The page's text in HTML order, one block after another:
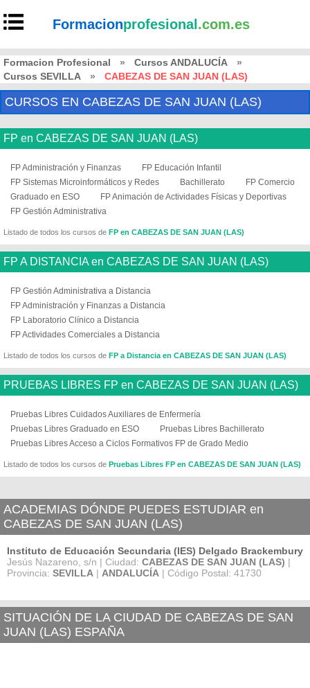
Formacionprofesional .com.es
Formacion Profesional » Cursos ANDALUCÍA
»
Cursos SEVILLA
» CABEZAS DE SAN JUAN (LAS)
CURSOS EN CABEZAS DE SAN JUAN (LAS)
FP en CABEZAS DE SAN JUAN (LAS)
FP Administración y Finanzas
FP Educación Infantil
FP Sistemas Microinformáticos y Redes
Bachillerato
FP Comercio
Graduado en ESO
FP Animación de Actividades Físicas y Deportivas
FP Gestión Administrativa
Listado de todos los cursos de FP en CABEZAS DE SAN JUAN (LAS)
FP A DISTANCIA en CABEZAS DE SAN JUAN (LAS)
FP Gestión Administrativa a Distancia
FP Administración y Finanzas a Distancia
FP Laboratorio Clínico a Distancia
FP Actividades Comerciales a Distancia
Listado de todos los cursos de FP a Distancia en CABEZAS DE SAN JUAN (LAS)
PRUEBAS LIBRES FP en CABEZAS DE SAN JUAN (LAS)
Pruebas Libres Cuidados Auxiliares de Enfermería
Pruebas Libres Graduado en ESO
Pruebas Libres Bachillerato
Pruebas Libres Acceso a Ciclos Formativos FP de Grado Medio
Listado de todos los cursos de Pruebas Libres FP en CABEZAS DE SAN JUAN (LAS)
ACADEMIAS DÓNDE PUEDES ESTUDIAR en
CABEZAS DE SAN JUAN (LAS)
Instituto de Educación Secundaria (IES) Delgado Brackembury
Jesús Nazareno, s/n | Ciudad: CABEZAS DE SAN JUAN (LAS) |
Provincia: SEVILLA | ANDALUCÍA | Código Postal: 41730
SITUACIÓN DE LA CIUDAD DE CABEZAS DE SAN
JUAN (LAS) ESPAÑA